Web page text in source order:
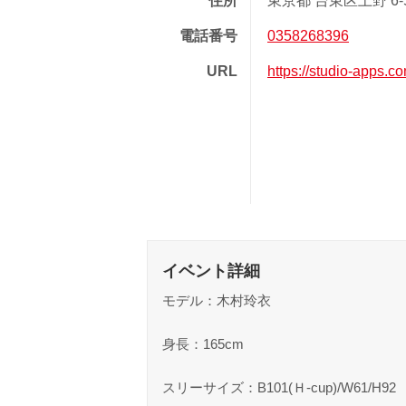
電話番号 0358268396
URL https://studio-
イベント詳細
モデル：木村玲衣
身長：165cm
スリーサイズ：B101(Ｈ-cup)/W61/H92